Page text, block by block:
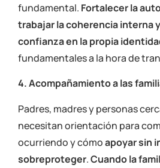
fundamental. Fortalecer la
trabajar la coherencia interna
confianza en la propia
fundamentales a la hora de
4. Acompañamiento a las
Padres, madres y personas
necesitan orientación para
ocurriendo y cómoapoyar sin
sobreproteger.Cuando la